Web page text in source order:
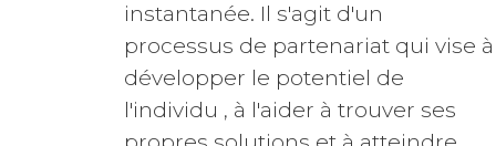
instantanée. Il s'agit d'un
processus de partenariat qui vise à
développer le potentiel de
l'individu , à l'aider à trouver ses